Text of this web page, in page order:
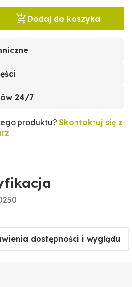
Dodaj do koszyka
24/7
produktu? Skontaktuj się z
dostępności i wyglądu